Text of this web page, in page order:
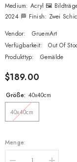
Medium: Acryl 🖼️
2024 🏁 Finish: Zwei
Vendor:
GruemArt
Verfügbarkeit:
Out Of
Produkttyp:
Gemälde
$189.00
Größe: 40x40cm
40x40cm
Menge: